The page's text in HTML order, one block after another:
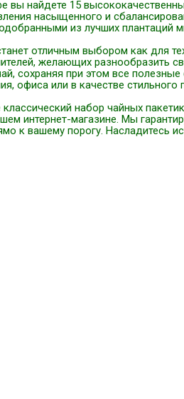
вы найдете 15
насыщенного и
из лучших плантаций
отличным выбором как для
желающих разнообразить
сохраняя при этом все
офиса или в качестве
набор чайных
интернет-магазине. Мы
к вашему порогу. Насладитесь